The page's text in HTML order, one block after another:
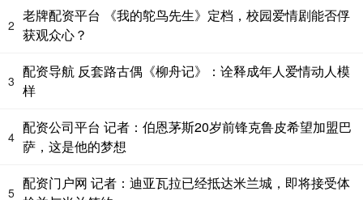
2
老牌配资平台 《我的鸵鸟先生》定档，校园爱情剧能否俘
获观众心？
3
配资导航 反套路古偶《柳舟记》：诠释成年人爱情动人模
样
4
配资公司平台 记者：伯恩茅斯20岁前锋克鲁皮希望加盟巴
萨，这是他的梦想
5
配资门户网 记者：迪亚瓦拉已经抵达米兰城，即将接受体